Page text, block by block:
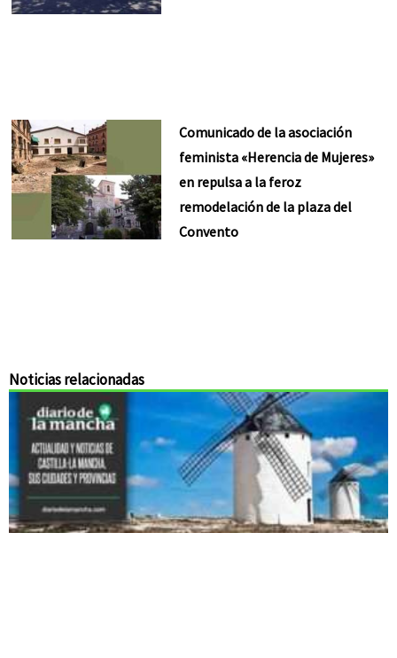
Comunicado de la asociación
feminista «Herencia de Mujeres»
en repulsa a la feroz
remodelación de la plaza del
Convento
Noticias relacionadas